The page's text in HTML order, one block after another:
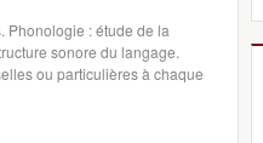
Phonologie : étude de la
sonore du langage.
ou particulières à chaque